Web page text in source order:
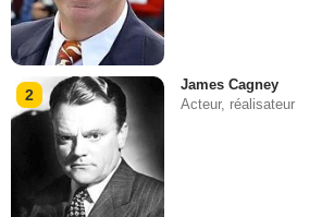
2
James Cagney
Acteur, réalisateur